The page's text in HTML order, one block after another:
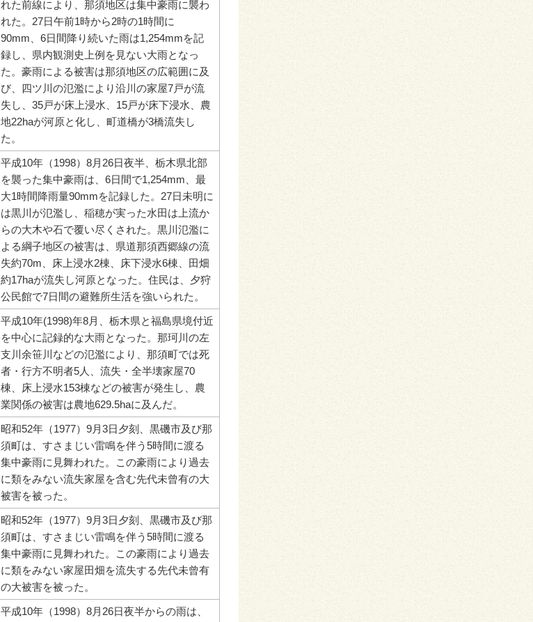
れた前線により、那須地区は集中豪雨に襲わ
れた。27日午前1時から2時の1時間に
90mm、6日間降り続いた雨は1,254mmを記
録し、県内観測史上例を見ない大雨となっ
た。豪雨による被害は那須地区の広範囲に及
び、四ツ川の氾濫により沿川の家屋7戸が流
失し、35戸が床上浸水、15戸が床下浸水、農
地22haが河原と化し、町道橋が3橋流失し
た。
平成10年（1998）8月26日夜半、栃木県北部
を襲った集中豪雨は、6日間で1,254mm、最
大1時間降雨量90mmを記録した。27日未明に
は黒川が氾濫し、稲穂が実った水田は上流か
らの大木や石で覆い尽くされた。黒川氾濫に
よる綱子地区の被害は、県道那須西郷線の流
失約70m、床上浸水2棟、床下浸水6棟、田畑
約17haが流失し河原となった。住民は、夕狩
公民館で7日間の避難所生活を強いられた。
平成10年(1998)年8月、栃木県と福島県境付近
を中心に記録的な大雨となった。那珂川の左
支川余笹川などの氾濫により、那須町では死
者・行方不明者5人、流失・全半壊家屋70
棟、床上浸水153棟などの被害が発生し、農
業関係の被害は農地629.5haに及んだ。
昭和52年（1977）9月3日夕刻、黒磯市及び那
須町は、すさまじい雷鳴を伴う5時間に渡る
集中豪雨に見舞われた。この豪雨により過去
に類をみない流失家屋を含む先代未曾有の大
被害を被った。
昭和52年（1977）9月3日夕刻、黒磯市及び那
須町は、すさまじい雷鳴を伴う5時間に渡る
集中豪雨に見舞われた。この豪雨により過去
に類をみない家屋田畑を流失する先代未曾有
の大被害を被った。
平成10年（1998）8月26日夜半からの雨は、